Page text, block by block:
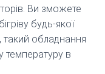
Ви зможете
будь-якої
такий обладнання
в